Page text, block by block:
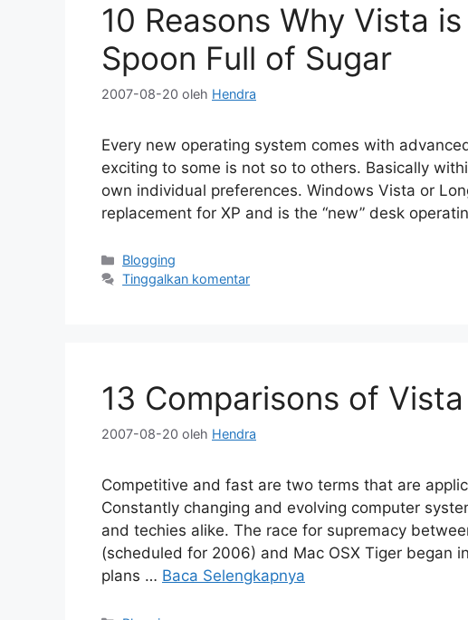
10 Reasons Why Vista
Spoon Full of Sugar
2007-08-20 oleh Hendra
Every new operating system comes with
exciting to some is not so to others. Basically
own individual preferences. Windows Vista or
replacement for XP and is the “new” desk
Kategori
Blogging
Tinggalkan komentar
13 Comparisons of
2007-08-20 oleh Hendra
Competitive and fast are two terms that are
Constantly changing and evolving computer
and techies alike. The race for supremacy
(scheduled for 2006) and Mac OSX Tiger began
plans … Baca Selengkapnya